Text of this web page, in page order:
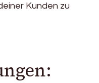
Kunden zu